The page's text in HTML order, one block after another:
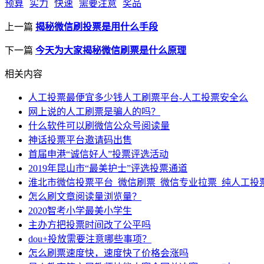
预算 实力 快速 需要注意 奖品
上一篇 揭秘微信刷投票是用什么手段
下一篇 今天为大家揭秘微信刷票是什么原理
相关内容
人工投票最便宜多少钱人工刷票平台-人工投票安全么
网上说的人工刷票是骗人的吗？
什么软件可以刷微信公众号阅读量
神话投票平台邀请码出售
首届申港“诚信好人”投票评选活动
2019年昆山市“最美护士”评选投票通道
淮北市微信投票平台_微信刷票_微信专业拉票_纯人工投
怎么刷文章阅读量浏览量？
2020智考小学最美小学生
主办方把投票时间改了公平吗
dou+投放需要注意哪些事项？
怎么刷票速度快，速度快了价格会涨吗